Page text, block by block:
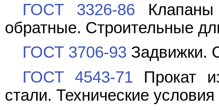
ГОСТ 3326-86
обратные. Строительные
ГОСТ 3706-93 Задвижки.
ГОСТ 4543-71 Прокат
стали. Технические условия